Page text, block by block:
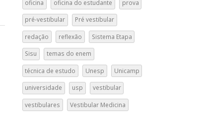
oficina oficina do estudante prova
pré-vestibular Pré vestibular
redação reflexão Sistema Etapa
Sisu temas do enem
técnica de estudo Unesp Unicamp
universidade usp vestibular
vestibulares Vestibular Medicina